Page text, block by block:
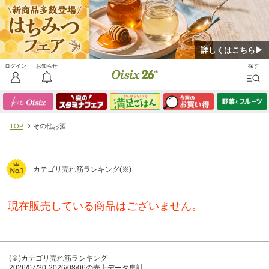
詳しくはこちら▶
TOP その他お酒
カテゴリ売れ筋ランキング(※)
現在販売している商品はございません。
(※)カテゴリ売れ筋ランキング